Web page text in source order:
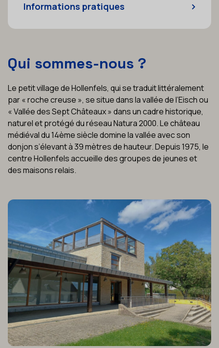
Informations pratiques
Qui sommes-nous ?
Le petit village de Hollenfels, qui se traduit littéralement
par « roche creuse », se situe dans la vallée de l’Eisch ou
« Vallée des Sept Châteaux » dans un cadre historique,
naturel et protégé du réseau Natura 2000. Le château
médiéval du 14ème siècle domine la vallée avec son
donjon s’élevant à 39 mètres de hauteur. Depuis 1975, le
centre Hollenfels accueille des groupes de jeunes et
des maisons relais.